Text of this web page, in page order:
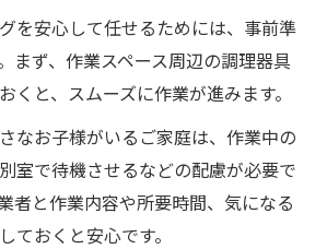
を安心して任せるためには、事前準
まず、作業スペース周辺の調理器具
くと、スムーズに作業が進みます。
なお子様がいるご家庭は、作業中の
室で待機させるなどの配慮が必要で
者と作業内容や所要時間、気になる
ておくと安心です。